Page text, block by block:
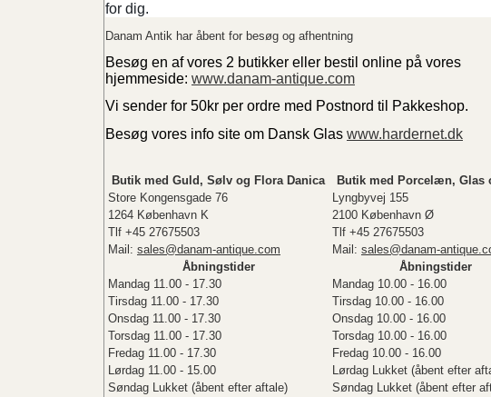
for dig.
Danam Antik har åbent for besøg og afhentning
Besøg en af vores 2 butikker eller bestil online på vores
hjemmeside: www.danam-antique.com
Vi sender for 50kr per ordre med Postnord til Pakkeshop.
Besøg vores info site om Dansk Glas www.hardernet.dk
Butik med Guld, Sølv og Flora Danica
Butik med Porcelæn, Glas
Store Kongensgade 76
Lyngbyvej 155
1264 København K
2100 København Ø
Tlf +45 27675503
Tlf +45 27675503
Mail: sales@danam-antique.com Mail: sales@danam-
Åbningstider
Åbningstider
Mandag 11.00 - 17.30
Mandag 10.00 - 16.00
Tirsdag 11.00 - 17.30
Tirsdag 10.00 - 16.00
Onsdag 11.00 - 17.30
Onsdag 10.00 - 16.00
Torsdag 11.00 - 17.30
Torsdag 10.00 - 16.00
Fredag 11.00 - 17.30
Fredag 10.00 - 16.00
Lørdag 11.00 - 15.00
Lørdag Lukket (åbent efter
Søndag Lukket (åbent efter aftale)
Søndag Lukket (åbent efter